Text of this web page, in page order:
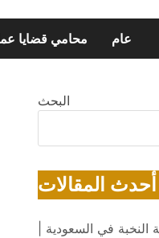
محامي قضايا عام
البحث
أحدث المقالات
في السعودية |